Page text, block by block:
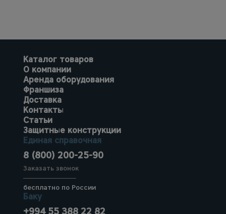
Каталог товаров
О компании
Аренда оборудования
Франшиза
Доставка
Контакты
Статьи
Защитные конструкции
Единая справочная
8 (800) 200-25-90
Заказать звонок
бесплатно по России
Баку
+994 55 388 22 82